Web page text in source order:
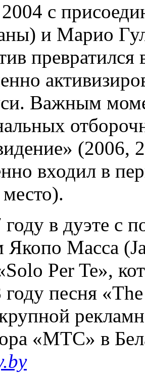
с
и Марио
превратился
Важным
(2006,
входил в
в дуэте с
Якопо Масса
Per Te»,
песня
«МТС» в